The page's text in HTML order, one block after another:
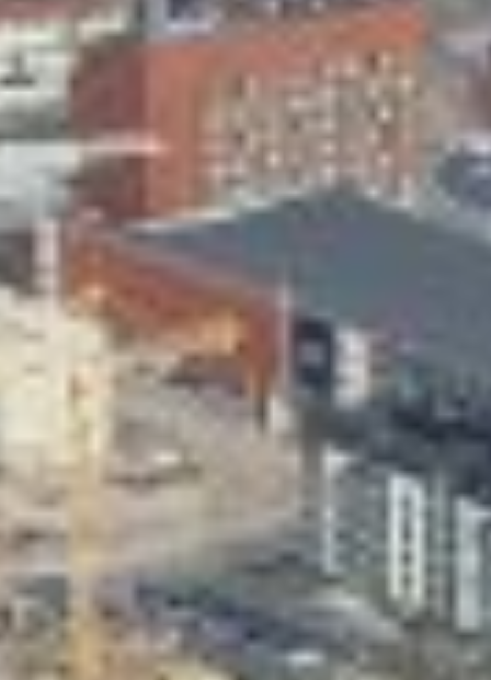
Skeittihalli
Varhaiskasvatus
Ateria- ja välipalamaksut
Mämminiemi
Taideapteekki
Kirjasto
Valon Kaupunki
Lasten Lysti & LystiKylä-festivaali
Ohje